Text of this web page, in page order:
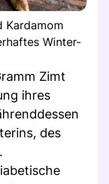
Kardamom
Winter-
Zimt
ihres
des